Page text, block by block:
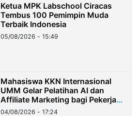
Ketua MPK Labschool Ciracas
Tembus 100 Pemimpin Muda
Terbaik Indonesia
05/08/2026 - 15:49
Mahasiswa KKN Internasional
UMM Gelar Pelatihan AI dan
Affiliate Marketing bagi Pekerja
Migran Indonesia di Taiwan
04/08/2026 - 17:24